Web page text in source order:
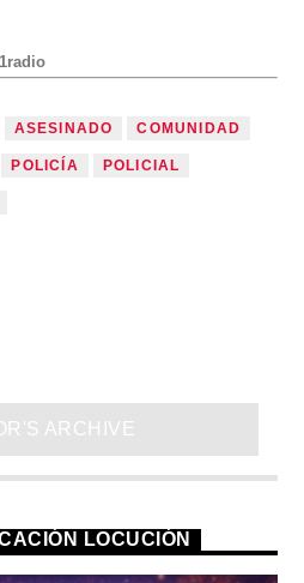
ASESINADO COMUNIDAD
POLICÍA POLICIAL
ARCHIVE
LOCUCIÓN